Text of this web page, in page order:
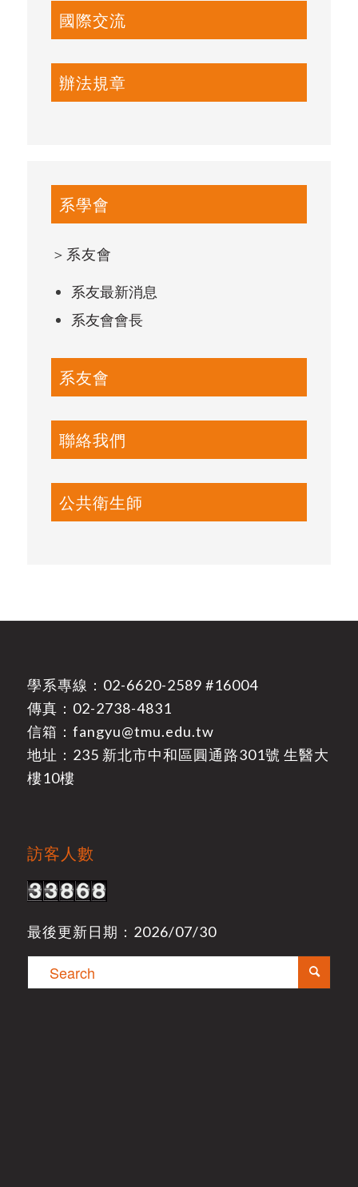
國際交流
辦法規章
系學會
＞ 系友會
系友最新消息
系友會會長
系友會
聯絡我們
公共衛生師
學系專線： 02-6620-2589 #16004
傳真：02-2738-4831
信箱： fangyu@tmu.edu.tw
地址： 235 新北市中和區圓通路301號 生醫大
樓10樓
訪客人數
最後更新日期：2026/07/30